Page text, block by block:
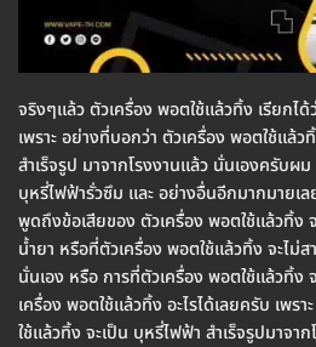
จริงๆแล้ว ตัวเครื่อง พอตใช้แล้วทิ้ง เรียกได้
เพราะ อย่างที่บอกว่า ตัวเครื่อง พอตใช้แล้ว
สำเร็จรูป มาจากโรงงานแล้ว นั่นเองครับผ
บุหรี่ไฟฟ้ารั่วซึม และ อย่างอื่นอีกมากมายเ
พูดถึงข้อเสียของ ตัวเครื่อง พอตใช้แล้วทิ้ง
น้ำยา หรือที่ตัวเครื่อง พอตใช้แล้วทิ้ง จะไม่
นั่นเอง หรือ การที่ตัวเครื่อง พอตใช้แล้วทิ้ง
เครื่อง พอตใช้แล้วทิ้ง อะไรได้เลยครับ เพร
ใช้แล้วทิ้ง จะเป็น บุหรี่ไฟฟ้า สำเร็จรูปมาจา